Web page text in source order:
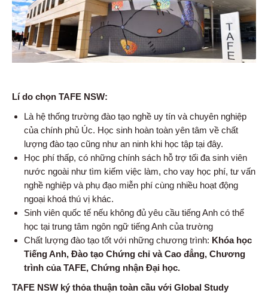
Lí do chọn TAFE NSW:
Là hệ thống trường đào tạo nghề uy tín và chuyên nghiệp
của chính phủ Úc. Học sinh hoàn toàn yên tâm về chất
lượng đào tạo cũng như an ninh khi học tập tại đây.
Học phí thấp, có những chính sách hỗ trợ tối đa sinh viên
nước ngoài như tìm kiếm việc làm, cho vay học phí, tư vấn
nghề nghiệp và phụ đạo miễn phí cùng nhiều hoạt động
ngoại khoá thú vị khác.
Sinh viên quốc tế nếu không đủ yêu cầu tiếng Anh có thể
học tại trung tâm ngôn ngữ tiếng Anh của trường
Chất lượng đào tạo tốt với những chương trình: Khóa học
Tiếng Anh, Đào tạo Chứng chỉ và Cao đẳng, Chương
trình của TAFE, Chứng nhận Đại học.
TAFE NSW ký thỏa thuận toàn cầu với Global Study